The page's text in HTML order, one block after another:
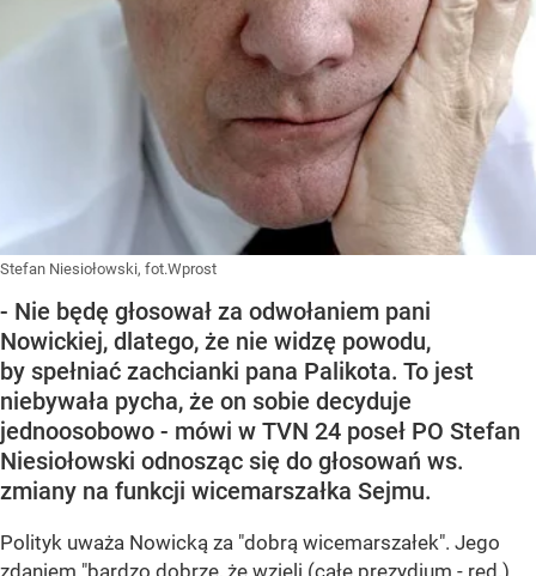
Stefan Niesiołowski, fot.Wprost
- Nie będę głosował za odwołaniem pani
Nowickiej, dlatego, że nie widzę powodu,
by spełniać zachcianki pana Palikota. To jest
niebywała pycha, że on sobie decyduje
jednoosobowo - mówi w TVN 24 poseł PO Stefan
Niesiołowski odnosząc się do głosowań ws.
zmiany na funkcji wicemarszałka Sejmu.
Polityk uważa Nowicką za "dobrą wicemarszałek". Jego
zdaniem "bardzo dobrze, że wzięli (całe prezydium - red.)